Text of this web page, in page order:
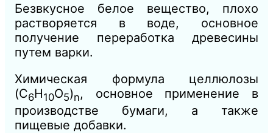
Безвкусное белое вещество, плохо
растворяется в воде, основное
получение переработка древесины
путем варки.
Химическая формула целлюлозы
(C6H10O5)n, основное применение в
производстве бумаги, а также
пищевые добавки.